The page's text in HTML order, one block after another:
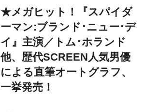
★メガヒット！『スパイダ
ーマン:ブランド･ニュー･デ
イ』主演／トム･ホランド
他、歴代SCREEN人気男優
による直筆オートグラフ、
一挙発売！